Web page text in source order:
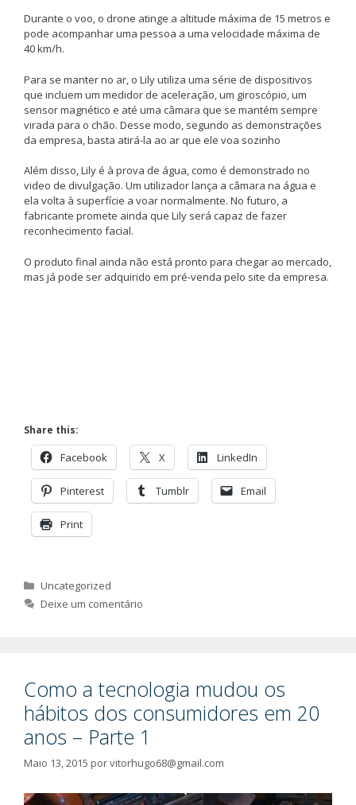
Durante o voo, o drone atinge a altitude máxima de 15 metros e
pode acompanhar uma pessoa a uma velocidade máxima de
40 km/h.
Para se manter no ar, o Lily utiliza uma série de dispositivos
que incluem um medidor de aceleração, um giroscópio, um
sensor magnético e até uma câmara que se mantém sempre
virada para o chão. Desse modo, segundo as demonstrações
da empresa, basta atirá-la ao ar que ele voa sozinho
Além disso, Lily é à prova de água, como é demonstrado no
video de divulgação. Um utilizador lança a câmara na água e
ela volta à superfície a voar normalmente. No futuro, a
fabricante promete ainda que Lily será capaz de fazer
reconhecimento facial.
O produto final ainda não está pronto para chegar ao mercado,
mas já pode ser adquirido em pré-venda pelo site da empresa.
Share this:
Facebook X LinkedIn
Pinterest Tumblr Email
Print
Categorias
Uncategorized
Deixe um comentário
Como a tecnologia mudou os
hábitos dos consumidores em 20
anos – Parte 1
Maio 13, 2015 porvitorhugo68@gmail.com